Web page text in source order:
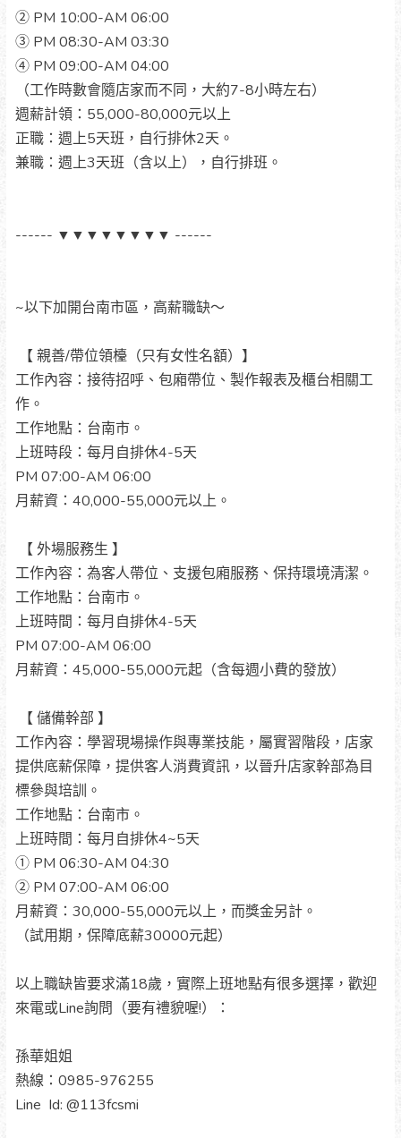
② PM 10:00-AM 06:00
③ PM 08:30-AM 03:30
④ PM 09:00-AM 04:00
（工作時數會隨店家而不同，大約7-8小時左右）
週薪計領：55,000-80,000元以上
正職：週上5天班，自行排休2天。
兼職：週上3天班（含以上），自行排班。
------ ▼▼▼▼▼▼▼▼ ------
~以下加開台南市區，高薪職缺～
【 親善/帶位領檯（只有女性名額）】
工作內容：接待招呼、包廂帶位、製作報表及櫃台相關工
作。
工作地點：台南市。
上班時段：每月自排休4-5天
PM 07:00-AM 06:00
月薪資：40,000-55,000元以上。
【 外場服務生 】
工作內容：為客人帶位、支援包廂服務、保持環境清潔。
工作地點：台南市。
上班時間：每月自排休4-5天
PM 07:00-AM 06:00
月薪資：45,000-55,000元起（含每週小費的發放）
【 儲備幹部 】
工作內容：學習現場操作與專業技能，屬實習階段，店家
提供底薪保障，提供客人消費資訊，以晉升店家幹部為目
標參與培訓。
工作地點：台南市。
上班時間：每月自排休4~5天
① PM 06:30-AM 04:30
② PM 07:00-AM 06:00
月薪資：30,000-55,000元以上，而獎金另計。
（試用期，保障底薪30000元起）
以上職缺皆要求滿18歲，實際上班地點有很多選擇，歡迎
來電或Line詢問（要有禮貌喔!）：
孫華姐姐
熱線：0985-976255
Line Id: @113fcsmi